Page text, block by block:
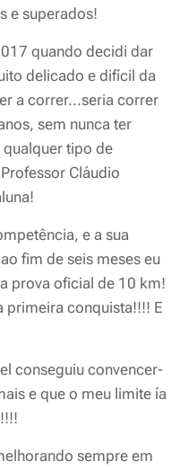
e superados!
quando decidi dar
delicado e difícil da
a correr...seria correr
sem nunca ter
tipo de
Cláudio
e a sua
fim de seis meses eu
prova oficial de 10 km!
primeira conquista!!!! E
conseguiu convencer-
e que o meu limite ía
sempre em